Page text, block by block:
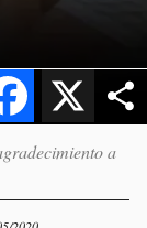
X
Facebook
a